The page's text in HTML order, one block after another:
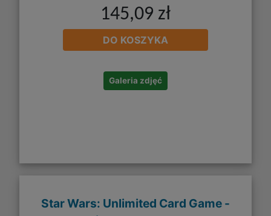
145,09 zł
DO KOSZYKA
Galeria zdjęć
Star Wars: Unlimited Card Game -